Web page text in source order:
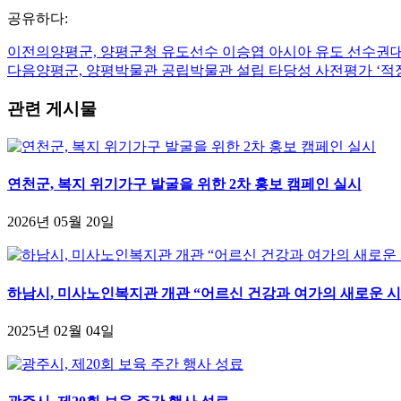
공유하다:
이전의 양평군, 양평군청 유도선수 이승엽 아시아 유도 선수권
다음양평군, 양평박물관 공립박물관 설립 타당성 사전평가 ‘적
관련 게시물
연천군, 복지 위기가구 발굴을 위한 2차 홍보 캠페인 실시
2026년 05월 20일
하남시, 미사노인복지관 개관 “어르신 건강과 여가의 새로운
2025년 02월 04일